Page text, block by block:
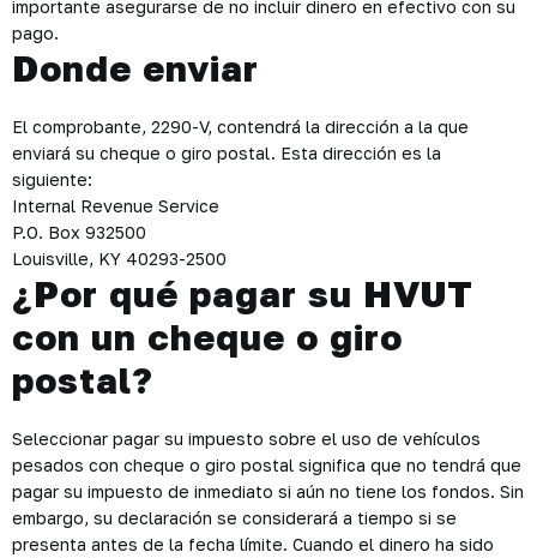
importante asegurarse de no incluir dinero en efectivo con su
pago.
Donde enviar
El comprobante, 2290-V, contendrá la dirección a la que
enviará su cheque o giro postal. Esta dirección es la
siguiente:
Internal Revenue Service
P.O. Box 932500
Louisville, KY 40293-2500
¿Por qué pagar su HVUT
con un cheque o giro
postal?
Seleccionar pagar su impuesto sobre el uso de vehículos
pesados con cheque o giro postal significa que no tendrá que
pagar su impuesto de inmediato si aún no tiene los fondos. Sin
embargo, su declaración se considerará a tiempo si se
presenta antes de la fecha límite. Cuando el dinero ha sido